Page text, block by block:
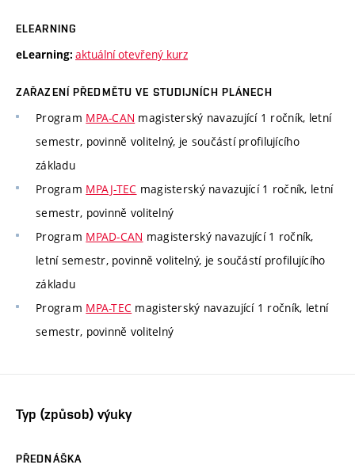
ELEARNING
eLearning: aktuální otevřený kurz
ZAŘAZENÍ PŘEDMĚTU VE STUDIJNÍCH PLÁNECH
Program MPA-CAN magisterský navazující 1 ročník, letní
semestr, povinně volitelný, je součástí profilujícího
základu
Program MPAJ-TEC magisterský navazující 1 ročník, letní
semestr, povinně volitelný
Program MPAD-CAN magisterský navazující 1 ročník,
letní semestr, povinně volitelný, je součástí profilujícího
základu
Program MPA-TEC magisterský navazující 1 ročník, letní
semestr, povinně volitelný
Typ (způsob) výuky
PŘEDNÁŠKA